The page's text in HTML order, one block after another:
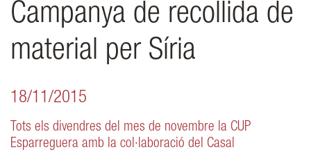
Campanya de recollida de
material per Síria
18/11/2015
Tots els divendres del mes de novembre la CUP
Esparreguera amb la col·laboració del Casal